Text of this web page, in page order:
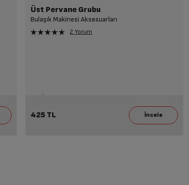
Üst Pervane Grubu
Bulaşık Makinesi Aksesuarları
2 Yorum
425 TL